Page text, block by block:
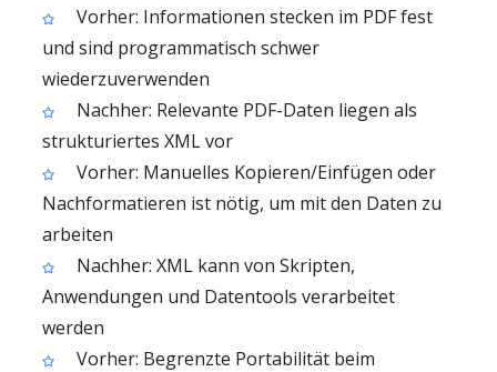
Vorher: Informationen stecken im PDF fest
und sind programmatisch schwer
wiederzuverwenden
Nachher: Relevante PDF-Daten liegen als
strukturiertes XML vor
Vorher: Manuelles Kopieren/Einfügen oder
Nachformatieren ist nötig, um mit den Daten zu
arbeiten
Nachher: XML kann von Skripten,
Anwendungen und Datentools verarbeitet
werden
Vorher: Begrenzte Portabilität beim